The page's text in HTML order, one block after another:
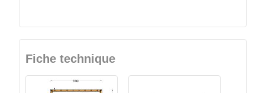
Fiche technique